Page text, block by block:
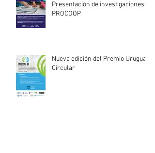
Presentación de investigaciones -
PROCOOP
Nueva edición del Premio Uruguay
Circular